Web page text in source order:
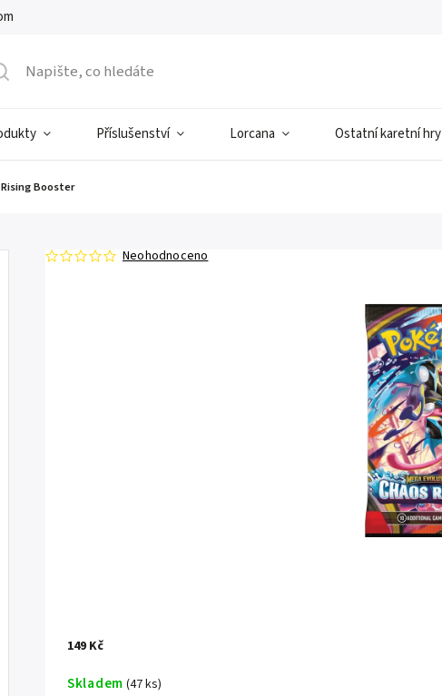
Příslušenství Lorcana Ostatní karetní hry
Booster
Neohodnoceno
149 Kč
Skladem (47 ks)